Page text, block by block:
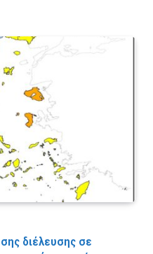
διέλευσης σε